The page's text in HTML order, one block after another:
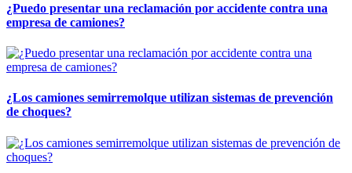
¿Puedo presentar una reclamación por accidente contra una
empresa de camiones?
¿Los camiones semirremolque utilizan sistemas de prevención
de choques?